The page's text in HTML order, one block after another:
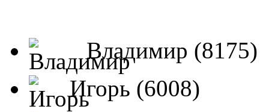
Владимир (8175)
Игорь (6008)